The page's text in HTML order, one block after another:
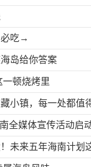
必吃→
岛给你答案
一顿烧烤里
小镇，每一处都值
全媒体宣传活动启
未来五年海南计划